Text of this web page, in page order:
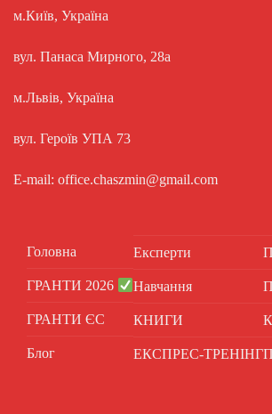
м.Київ, Україна
вул. Панаса Мирного, 28а
м.Львів, Україна
вул. Героїв УПА 73
E-mail: office.chaszmin@gmail.com
Головна
ГРАНТИ 2026
ГРАНТИ ЄС
Блог
Експерти
Навчання
КНИГИ
ЕКСПРЕС-ТРЕНІНГ